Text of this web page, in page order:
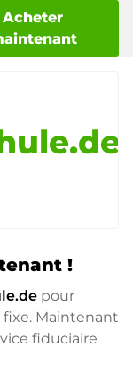
Acheter
!
pour
fixe. Maintenant
fiduciaire